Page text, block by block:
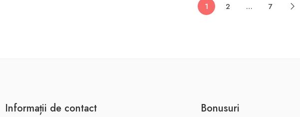
1 2 … 7
Informații de contact Bonusuri